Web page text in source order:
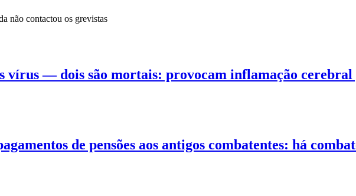
não contactou os grevistas
vírus — dois são mortais: provocam inflamação
de pensões aos antigos combatentes: há